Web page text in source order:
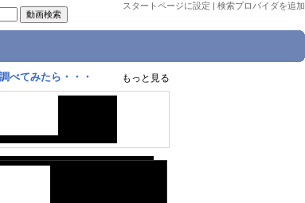
スタートページに設定 | 検索プロバイダを追加
べてみたら・・・ もっと見る